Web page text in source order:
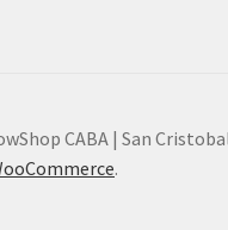
CABA | San
.